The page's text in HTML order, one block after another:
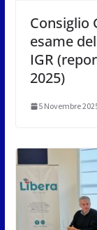
Consiglio
esame
IGR
2025)
5 Novembre